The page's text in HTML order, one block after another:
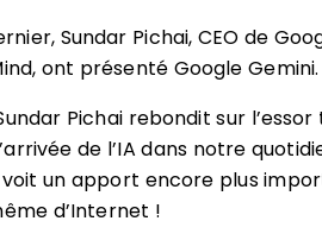
Sundar Pichai, CEO de
ont présenté Google Gemini.
Pichai rebondit sur
de l’IA dans notre
un apport encore plus
d’Internet !